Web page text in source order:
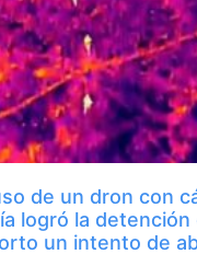
de un dron con
logró la
un intento de